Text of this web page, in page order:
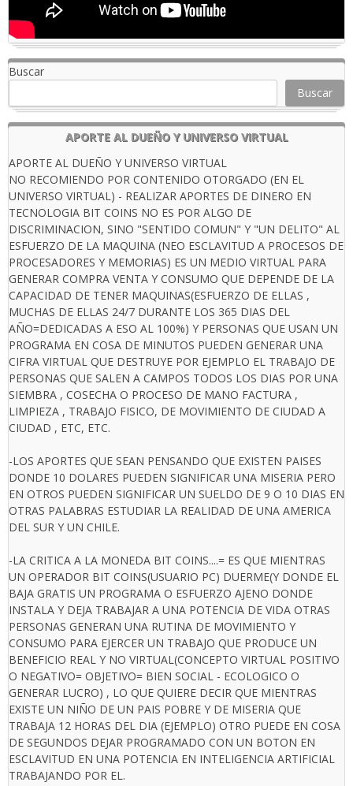
Buscar
Buscar
APORTE AL DUEÑO Y UNIVERSO VIRTUAL
APORTE AL DUEÑO Y UNIVERSO VIRTUAL
NO RECOMIENDO POR CONTENIDO OTORGADO (EN EL
UNIVERSO VIRTUAL) - REALIZAR APORTES DE DINERO EN
TECNOLOGIA BIT COINS NO ES POR ALGO DE
DISCRIMINACION, SINO "SENTIDO COMUN" Y "UN DELITO" AL
ESFUERZO DE LA MAQUINA (NEO ESCLAVITUD A PROCESOS DE
PROCESADORES Y MEMORIAS) ES UN MEDIO VIRTUAL PARA
GENERAR COMPRA VENTA Y CONSUMO QUE DEPENDE DE LA
CAPACIDAD DE TENER MAQUINAS(ESFUERZO DE ELLAS ,
MUCHAS DE ELLAS 24/7 DURANTE LOS 365 DIAS DEL
AÑO=DEDICADAS A ESO AL 100%) Y PERSONAS QUE USAN UN
PROGRAMA EN COSA DE MINUTOS PUEDEN GENERAR UNA
CIFRA VIRTUAL QUE DESTRUYE POR EJEMPLO EL TRABAJO DE
PERSONAS QUE SALEN A CAMPOS TODOS LOS DIAS POR UNA
SIEMBRA , COSECHA O PROCESO DE MANO FACTURA ,
LIMPIEZA , TRABAJO FISICO, DE MOVIMIENTO DE CIUDAD A
CIUDAD , ETC, ETC.
-LOS APORTES QUE SEAN PENSANDO QUE EXISTEN PAISES
DONDE 10 DOLARES PUEDEN SIGNIFICAR UNA MISERIA PERO
EN OTROS PUEDEN SIGNIFICAR UN SUELDO DE 9 O 10 DIAS EN
OTRAS PALABRAS ESTUDIAR LA REALIDAD DE UNA AMERICA
DEL SUR Y UN CHILE.
-LA CRITICA A LA MONEDA BIT COINS....= ES QUE MIENTRAS
UN OPERADOR BIT COINS(USUARIO PC) DUERME(Y DONDE EL
BAJA GRATIS UN PROGRAMA O ESFUERZO AJENO DONDE
INSTALA Y DEJA TRABAJAR A UNA POTENCIA DE VIDA OTRAS
PERSONAS GENERAN UNA RUTINA DE MOVIMIENTO Y
CONSUMO PARA EJERCER UN TRABAJO QUE PRODUCE UN
BENEFICIO REAL Y NO VIRTUAL(CONCEPTO VIRTUAL POSITIVO
O NEGATIVO= OBJETIVO= BIEN SOCIAL - ECOLOGICO O
GENERAR LUCRO) , LO QUE QUIERE DECIR QUE MIENTRAS
EXISTE UN NIÑO DE UN PAIS POBRE Y DE MISERIA QUE
TRABAJA 12 HORAS DEL DIA (EJEMPLO) OTRO PUEDE EN COSA
DE SEGUNDOS DEJAR PROGRAMADO CON UN BOTON EN
ESCLAVITUD EN UNA POTENCIA EN INTELIGENCIA ARTIFICIAL
TRABAJANDO POR EL.